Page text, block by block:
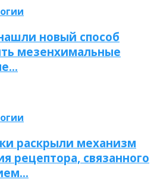
новый способ
мезенхимальные
раскрыли механизм
рецептора, связанного